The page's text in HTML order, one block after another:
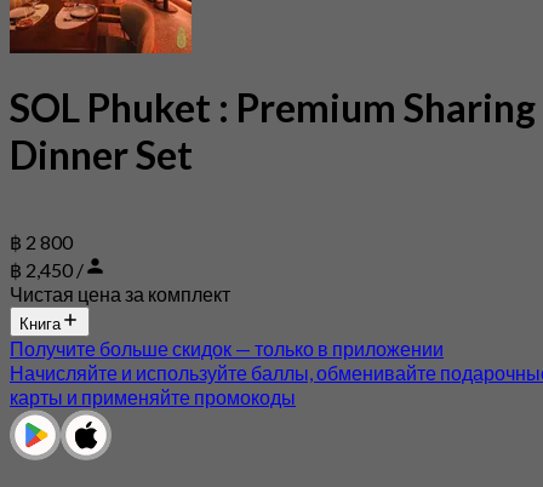
SOL Phuket : Premium Sharing
Dinner Set
฿ 2 800
฿ 2,450 /
Чистая цена за комплект
Книга
Получите больше скидок — только в приложении
Начисляйте и используйте баллы, обменивайте
карты и применяйте промокоды